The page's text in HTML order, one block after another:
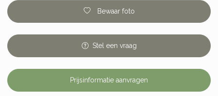
Bewaar foto
Stel een vraag
Prijsinformatie aanvragen